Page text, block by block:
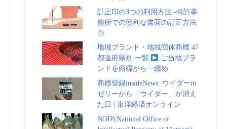
訂正印の3つの利用方法 -特許事
務所での便利な書面の訂正方法
㊞
地域ブランド・地域団体商標 47
都道府県別 一覧
ご当地ブラ
ンドを商標から一纏め
商標登録insideNews: ウイダーin
ゼリーから「ウイダー」が消え
た日 | 東洋経済オンライン
NOIP(National Office of